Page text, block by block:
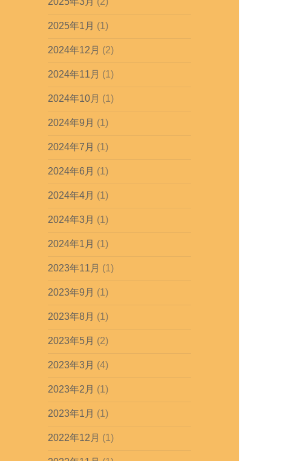
2025年1月 (1)
2024年12月 (2)
2024年11月 (1)
2024年10月 (1)
2024年9月 (1)
2024年7月 (1)
2024年6月 (1)
2024年4月 (1)
2024年3月 (1)
2024年1月 (1)
2023年11月 (1)
2023年9月 (1)
2023年8月 (1)
2023年5月 (2)
2023年3月 (4)
2023年2月 (1)
2023年1月 (1)
2022年12月 (1)